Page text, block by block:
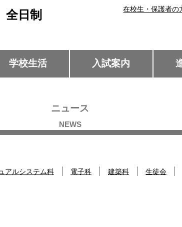
日制
学校生活 入試案内
在校生・保護者の
ニュース
アルシステム科 電子科 建築科 生徒会